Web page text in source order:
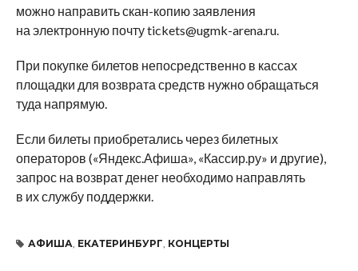
можно направить скан-копию заявления
на электронную почту tickets@ugmk-arena.ru.
При покупке билетов непосредственно в кассах
площадки для возврата средств нужно обращаться
туда напрямую.
Если билеты приобретались через билетных
операторов («Яндекс.Афиша», «Кассир.ру» и другие),
запрос на возврат денег необходимо направлять
в их службу поддержки.
АФИША, ЕКАТЕРИНБУРГ, КОНЦЕРТЫ